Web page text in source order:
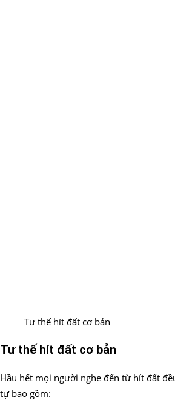
Tư thế hít đất cơ bản
Tư thế hít đất cơ bản
Hầu hết mọi người nghe đến từ hít đất
tự bao gồm: